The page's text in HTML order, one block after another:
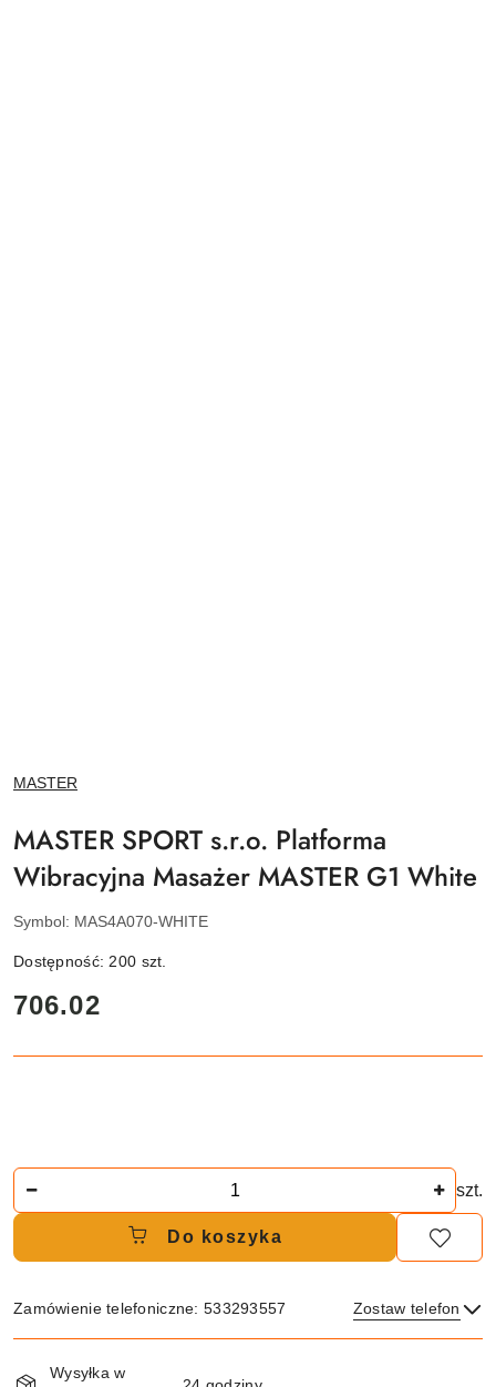
NAZWA
PRODUCENTA:
MASTER
MASTER SPORT s.r.o. Platforma
Wibracyjna Masażer MASTER G1 White
Symbol: MAS4A070-WHITE
Dostępność: 200 szt.
cena:
706.02
szt.
Do koszyka
Zamówienie telefoniczne: 533293557 Zostaw telefon
Wysyłka w